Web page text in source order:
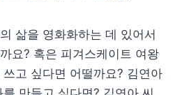
삶을 영화화하는 데 있어서
요? 혹은 피겨스케이트 여왕
고 싶다면 어떨까요? 김연아